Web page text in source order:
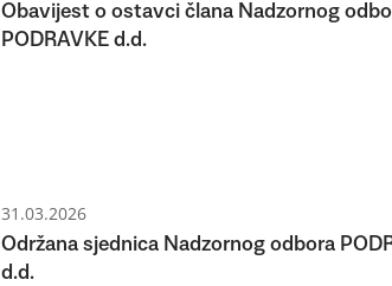
Obavijest o ostavci člana Nadzornog
PODRAVKE d.d.
31.03.2026
Održana sjednica Nadzornog odbora
d.d.